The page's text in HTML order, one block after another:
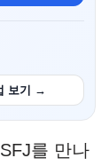
보기 →
를 만나